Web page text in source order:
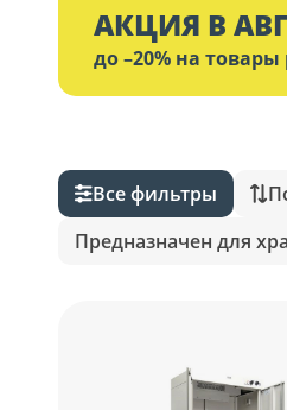
АКЦИЯ В
до –20% на товары
Все фильтры
Предназначен для